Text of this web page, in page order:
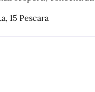
Bandi e avvisi pubblici
commercio su area
15 Pescara